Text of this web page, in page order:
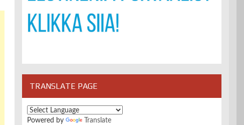
TRANSLATE PAGE
Powered by Translate